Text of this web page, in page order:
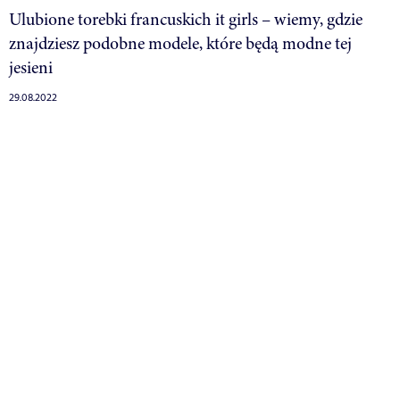
Ulubione torebki francuskich it girls – wiemy, gdzie
znajdziesz podobne modele, które będą modne tej
jesieni
29.08.2022